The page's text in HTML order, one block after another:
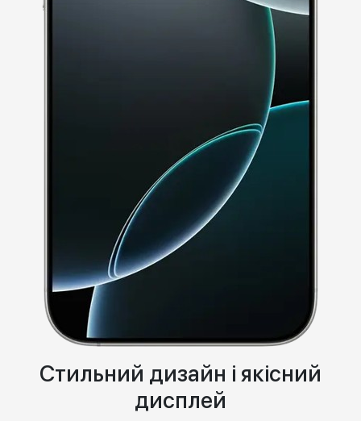
Стильний дизайн і якісний
дисплей